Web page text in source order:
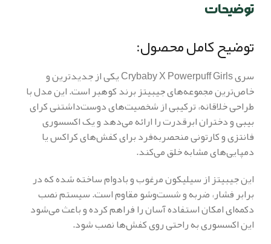
توضیحات
توضیح کامل محصول:
سری Crybaby X Powerpuff Girls یکی از جدیدترین و
خاص‌ترین مجموعه‌های جیبیتز برند کوهبر است. این مدل با
طراحی خلاقانه، ترکیبی از شخصیت‌های دوست‌داشتنی کرای
بیبی و دختران ابرقدرت را ارائه می‌دهد و یک اکسسوری
فانتزی و کارتونی منحصربه‌فرد برای کفش‌های کراکس یا
دمپایی‌های مشابه خلق می‌کند.
این جیبیتز از سیلیکون مرغوب و بادوام ساخته شده که در
برابر فشار، ضربه و شست‌وشو مقاوم است. سیستم نصب
دکمه‌ای امکان استفاده آسان را فراهم کرده و باعث می‌شود
این اکسسوری به راحتی روی کفش‌ها نصب شود.